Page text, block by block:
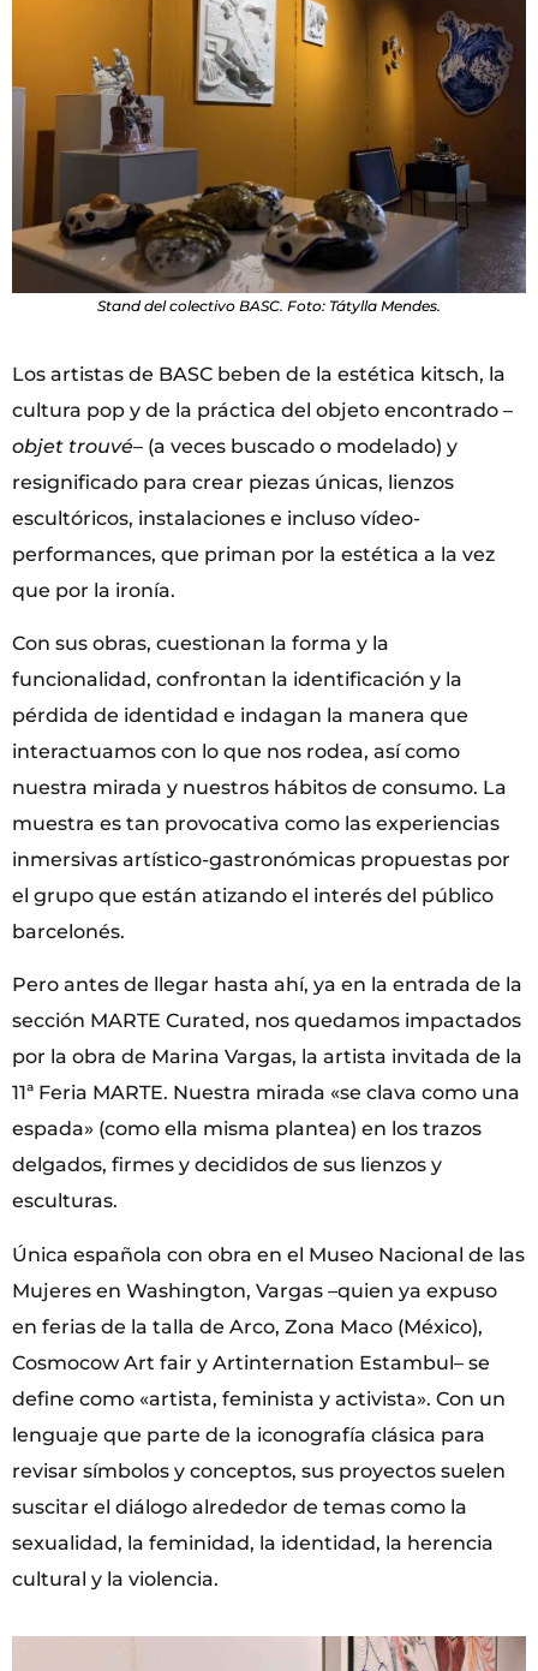
Stand del colectivo BASC. Foto: Tátylla Mendes.
Los artistas de BASC beben de la estética kitsch, la
cultura pop y de la práctica del objeto encontrado –
objet trouvé– (a veces buscado o modelado) y
resignificado para crear piezas únicas, lienzos
escultóricos, instalaciones e incluso vídeo-
performances, que priman por la estética a la vez
que por la ironía.
Con sus obras, cuestionan la forma y la
funcionalidad, confrontan la identificación y la
pérdida de identidad e indagan la manera que
interactuamos con lo que nos rodea, así como
nuestra mirada y nuestros hábitos de consumo. La
muestra es tan provocativa como las experiencias
inmersivas artístico-gastronómicas propuestas por
el grupo que están atizando el interés del público
barcelonés.
Pero antes de llegar hasta ahí, ya en la entrada de la
sección MARTE Curated, nos quedamos impactados
por la obra de Marina Vargas, la artista invitada de la
11ª Feria MARTE. Nuestra mirada «se clava como una
espada» (como ella misma plantea) en los trazos
delgados, firmes y decididos de sus lienzos y
esculturas.
Única española con obra en el Museo Nacional de las
Mujeres en Washington, Vargas –quien ya expuso
en ferias de la talla de Arco, Zona Maco (México),
Cosmocow Art fair y Artinternation Estambul– se
define como «artista, feminista y activista». Con un
lenguaje que parte de la iconografía clásica para
revisar símbolos y conceptos, sus proyectos suelen
suscitar el diálogo alrededor de temas como la
sexualidad, la feminidad, la identidad, la herencia
cultural y la violencia.